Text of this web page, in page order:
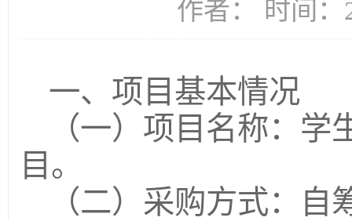
作者： 时间：
一、项目基本情况
（一）项目名称：
目。
（二）采购方式：自